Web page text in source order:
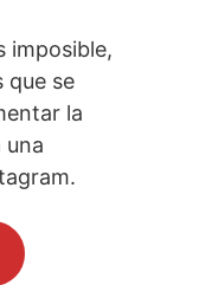
imposible,
que se
la
una